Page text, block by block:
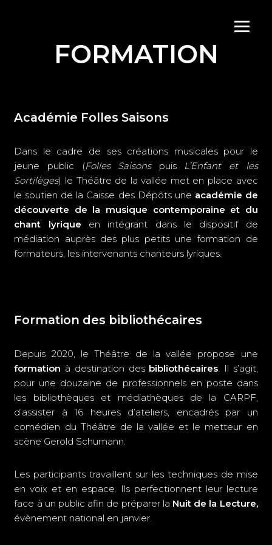
FORMATION
Académie Folles Saisons
Dans le cadre de ses créations musicales pour le
jeune public (Folles SaisonspuisL’Enfant et les
Sortilèges) le Théâtre de la vallée met en place avec
le soutien de la Caisse des Dépôts une académie de
découverte de la musique contemporaine et du
chant lyrique en intégrant dans le dispositif de
médiation auprès des plus petits une formation de
formateurs, les intervenants chanteurs lyriques.
Formation des bibliothécaires
Depuis 2020, le Théâtre de la vallée propose une
formation à destination des bibliothécaires. Il s’agit,
pour une douzaine de professionnels en poste dans
les bibliothèques et médiathèques de la CARPF,
d’assister à 16 heures d’ateliers, encadrés par un
comédien du Théâtre de la vallée et le metteur en
scène Gerold Schumann.
Les participants travaillent sur les techniques de mise
en voix et en espace. Ils perfectionnent leur lecture
face à un public afin de préparer la Nuit de la Lecture,
évènement national en janvier.